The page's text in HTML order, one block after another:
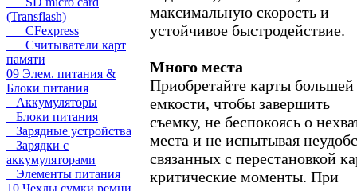
(Transflash)
CFexpress
Считыватели карт
памяти
09 Элем. питания &
Блоки питания
Аккумуляторы
Блоки питания
Зарядные устройства
Зарядки с
аккумуляторами
Элементы питания
10 Чехлы сумки ремни
максимальную скорость и
устойчивое быстродействие.
Много места
Приобретайте карты большей
емкости, чтобы завершить
съемку, не беспокоясь о
места и не испытывая
связанных с перестановкой
критические моменты. При